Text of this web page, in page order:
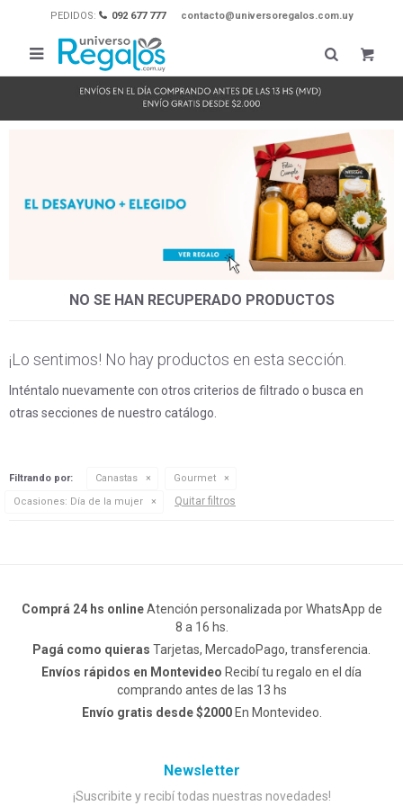
PEDIDOS: 092 677 777 contacto@universoregalos.com.uy

NO SE HAN RECUPERADO PRODUCTOS
¡Lo sentimos! No hay productos en esta sección.
Inténtalo nuevamente con otros criterios de filtrado o busca en
otras secciones de nuestro catálogo.
Filtrando por: Canastas
Gourmet
Ocasiones: Día de la mujer Quitar filtros
Comprá 24 hs onlineAtención personalizada por WhatsApp de
8 a 16 hs.
Pagá como quieras Tarjetas, MercadoPago, transferencia.
Envíos rápidos en Montevideo Recibí tu regalo en el día
comprando antes de las 13 hs
Envío gratis desde $2000En Montevideo.
Newsletter
¡Suscribite y recibí todas nuestras novedades!